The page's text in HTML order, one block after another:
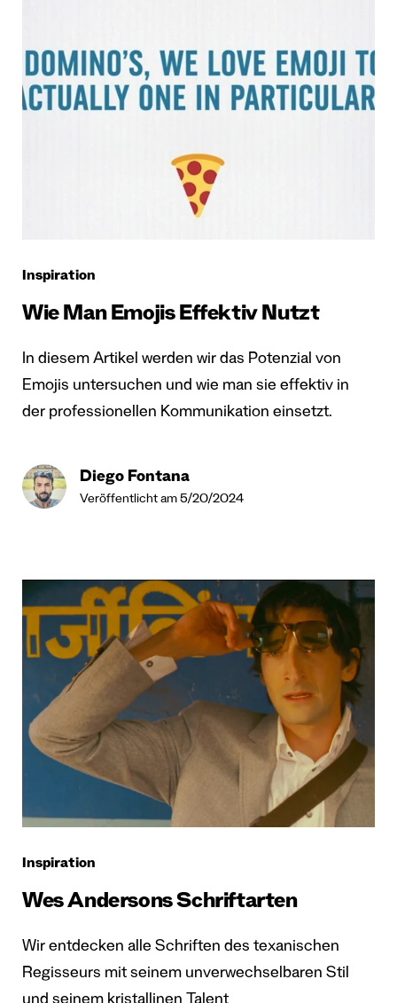
Inspiration
Wie Man Emojis Effektiv Nutzt
In diesem Artikel werden wir das Potenzial von
Emojis untersuchen und wie man sie effektiv in
der professionellen Kommunikation einsetzt.
Diego Fontana
Veröffentlicht am 5/20/2024
Inspiration
Wes Andersons Schriftarten
Wir entdecken alle Schriften des texanischen
Regisseurs mit seinem unverwechselbaren Stil